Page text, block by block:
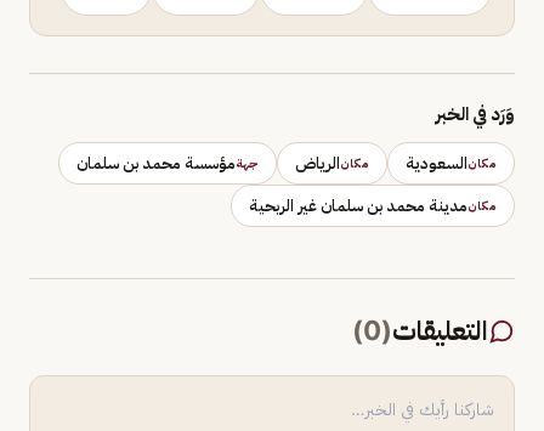
وَرَد في الخبر
مكانالسعودية مكانالرياض جهةمؤسسة محمد بن سلمان
مكانمدينة محمد بن سلمان غير الربحية
التعليقات(
0
)